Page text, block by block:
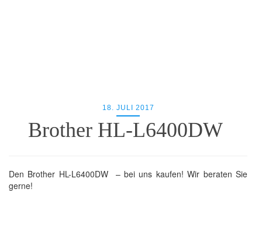
18. JULI 2017
Brother HL-L6400DW
Den Brother HL-L6400DW – bei uns kaufen! Wir beraten Sie
gerne!